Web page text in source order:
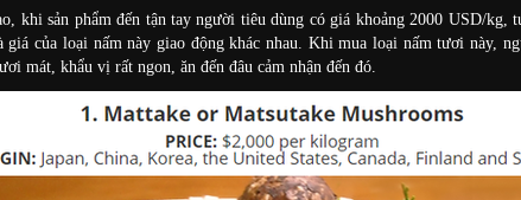
khi sản phẩm đến tận tay người tiêu dùng có giá khoảng 2000 USD/kg,
của loại nấm này giao động khác nhau. Khi mua loại nấm tươi này,
mát, khẩu vị rất ngon, ăn đến đâu cảm nhận đến đó.